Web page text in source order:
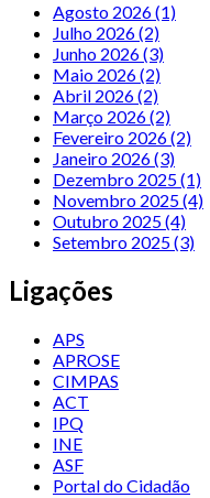
Agosto 2026 (1)
Julho 2026 (2)
Junho 2026 (3)
Maio 2026 (2)
Abril 2026 (2)
Março 2026 (2)
Fevereiro 2026 (2)
Janeiro 2026 (3)
Dezembro 2025 (1)
Novembro 2025 (4)
Outubro 2025 (4)
Setembro 2025 (3)
Ligações
APS
APROSE
CIMPAS
ACT
IPQ
INE
ASF
Portal do Cidadão